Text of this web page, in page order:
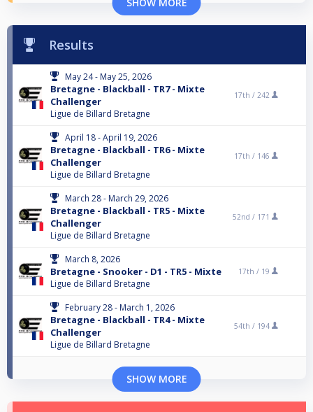
Results
May 24 - May 25, 2026
Bretagne - Blackball - TR7 - Mixte
Challenger
Ligue de Billard Bretagne
17th / 242
April 18 - April 19, 2026
Bretagne - Blackball - TR6 - Mixte
Challenger
Ligue de Billard Bretagne
17th / 146
March 28 - March 29, 2026
Bretagne - Blackball - TR5 - Mixte
Challenger
Ligue de Billard Bretagne
52nd / 171
March 8, 2026
Bretagne - Snooker - D1 - TR5 - Mixte
Ligue de Billard Bretagne
17th / 19
February 28 - March 1, 2026
Bretagne - Blackball - TR4 - Mixte
Challenger
Ligue de Billard Bretagne
54th / 194
SHOW MORE